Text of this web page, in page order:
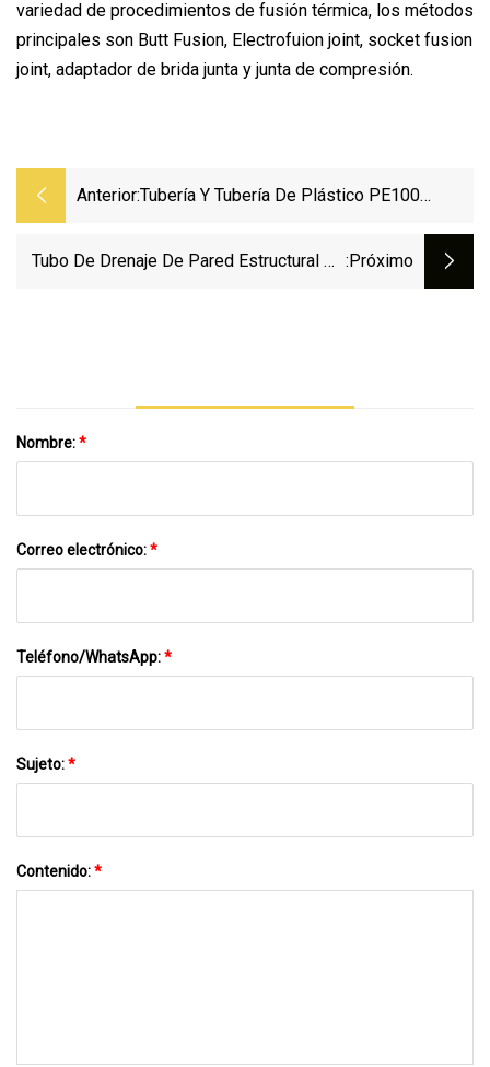
variedad de procedimientos de fusión térmica, los métodos
principales son Butt Fusion, Electrofuion joint, socket fusion
joint, adaptador de brida junta y junta de compresión.
Anterior:Tubería Y Tubería De Plástico PE100
Agua De HDPE SDR11
Tubo De Drenaje De Pared Estructural De :próximo
Nombre:*
Correo electrónico:*
Teléfono/WhatsApp:*
Sujeto:*
Contenido:*